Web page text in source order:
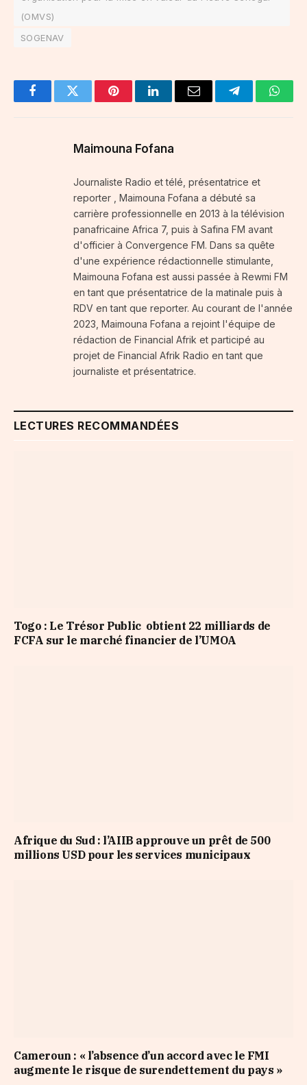
(OMVS)
SOGENAV
FacebookTwitter PinterestLinkedInEmail Telegram
Maimouna Fofana
Journaliste Radio et télé, présentatrice et
reporter , Maimouna Fofana a débuté sa
carrière professionnelle en 2013 à la télévision
panafricaine Africa 7, puis à Safina FM avant
d'officier à Convergence FM. Dans sa quête
d'une expérience rédactionnelle stimulante,
Maimouna Fofana est aussi passée à Rewmi FM
en tant que présentatrice de la matinale puis à
RDV en tant que reporter. Au courant de l'année
2023, Maimouna Fofana a rejoint l'équipe de
rédaction de Financial Afrik et participé au
projet de Financial Afrik Radio en tant que
journaliste et présentatrice.
LECTURES RECOMMANDÉES
Togo : Le Trésor Public obtient 22 milliards de
FCFA sur le marché financier de l’UMOA
Afrique du Sud : l’AIIB approuve un prêt de 500
millions USD pour les services municipaux
Cameroun : « l’absence d’un accord avec le FMI
augmente le risque de surendettement du pays »